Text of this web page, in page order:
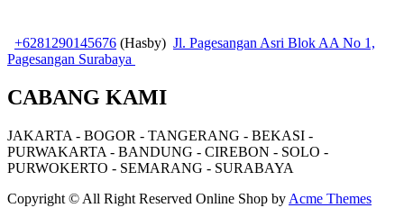
+6281290145676 (Hasby) Jl. Pagesangan Asri Blok AA No 1,
Pagesangan Surabaya
CABANG KAMI
JAKARTA - BOGOR - TANGERANG - BEKASI -
PURWAKARTA - BANDUNG - CIREBON - SOLO -
PURWOKERTO - SEMARANG - SURABAYA
Copyright © All Right Reserved Online Shop by Acme Themes